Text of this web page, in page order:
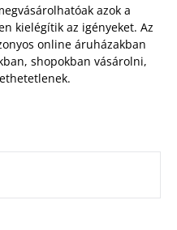
azok a
kielégítik az igényeket. Az
online áruházakban
shopokban vásárolni,